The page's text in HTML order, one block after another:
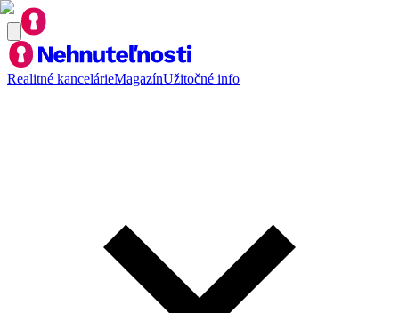
Realitné kancelárieMagazínUžitočné info